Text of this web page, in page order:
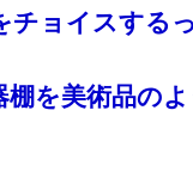
チョイスする
棚を美術品の